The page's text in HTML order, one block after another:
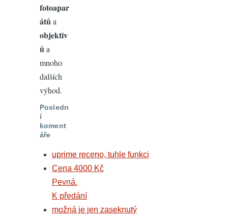
fotoapar
átů a
objektiv
ů a
mnoho
dalších
výhod.
Posledn
í
koment
áře
uprime receno, tuhle funkci
Cena 4000 Kč
Pevná.
K předání
možná je jen zaseknutý